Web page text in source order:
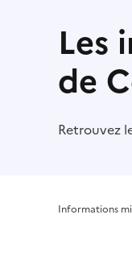
Les
de
Retrouvez
Informations